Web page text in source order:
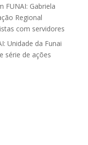
FUNAI: Gabriela
Regional
com servidores
Unidade da Funai
série de ações